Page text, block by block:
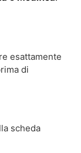
esattamente
di
scheda